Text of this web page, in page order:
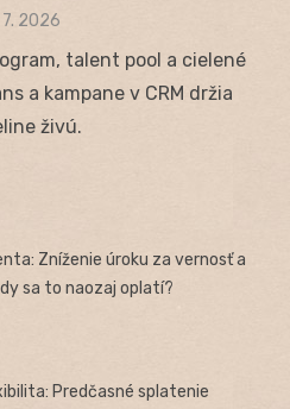
7. 2026
talent pool a cielené
a kampane v CRM držia
živú.
Zníženie úroku za vernosť a
sa to naozaj oplatí?
Predčasné splatenie